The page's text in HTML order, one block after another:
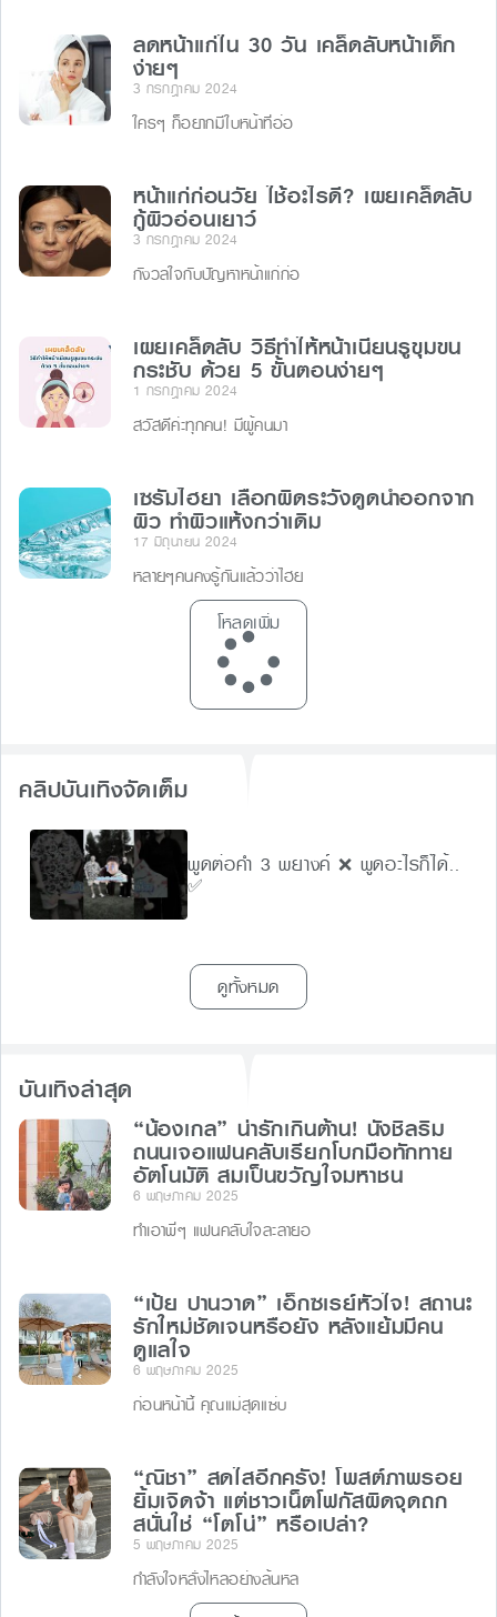
ลดหน้าแก่ใน 30 วัน เคล็ดลับหน้าเด็ก
ง่ายๆ
3 กรกฎาคม 2024
ใครๆ ก็อยากมีใบหน้าที่อ่อ
หน้าแก่ก่อนวัย ใช้อะไรดี? เผยเคล็ดลับ
กู้ผิวอ่อนเยาว์
3 กรกฎาคม 2024
กังวลใจกับปัญหาหน้าแก่ก่อ
เผยเคล็ดลับ วิธีทําให้หน้าเนียนรูขุมขน
กระชับ ด้วย 5 ขั้นตอนง่ายๆ
1 กรกฎาคม 2024
สวัสดีค่ะทุกคน! มีผู้คนมา
เซรั่มไฮยา เลือกผิดระวังดูดน้ำออกจาก
ผิว ทำผิวแห้งกว่าเดิม
17 มิถุนายน 2024
หลายๆคนคงรู้กันแล้วว่าไฮย
โหลดเพิ่ม
คลิปบันเทิงจัดเต็ม
พูดต่อคำ 3 พยางค์ ❌ พูดอะไรก็ได้..
✅
ดูทั้งหมด
บันเทิงล่าสุด
“น้องเกล” น่ารักเกินต้าน! นั่งชิลริม
ถนนเจอแฟนคลับเรียกโบกมือทักทาย
อัตโนมัติ สมเป็นขวัญใจมหาชน
6 พฤษภาคม 2025
ทำเอาพี่ๆ แฟนคลับใจละลายอ
“เป้ย ปานวาด” เอ็กซเรย์หัวใจ! สถานะ
รักใหม่ชัดเจนหรือยัง หลังแย้มมีคน
ดูแลใจ
6 พฤษภาคม 2025
ก่อนหน้านี้ คุณแม่สุดแซ่บ
“ณิชา” สดใสอีกครั้ง! โพสต์ภาพรอย
ยิ้มเจิดจ้า แต่ชาวเน็ตโฟกัสผิดจุดถก
สนั่นใช่ “โตโน่” หรือเปล่า?
5 พฤษภาคม 2025
กำลังใจหลั่งไหลอย่างล้นหล